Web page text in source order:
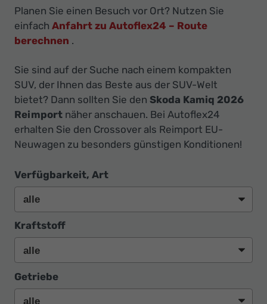
Planen Sie einen Besuch vor Ort? Nutzen Sie
einfach Anfahrt zu Autoflex24 – Route
berechnen .
Sie sind auf der Suche nach einem kompakten
SUV, der Ihnen das Beste aus der SUV-Welt
bietet? Dann sollten Sie den Skoda Kamiq 2026
Reimport näher anschauen. Bei Autoflex24
erhalten Sie den Crossover als Reimport EU-
Neuwagen zu besonders günstigen Konditionen!
Verfügbarkeit, Art
Kraftstoff
Getriebe